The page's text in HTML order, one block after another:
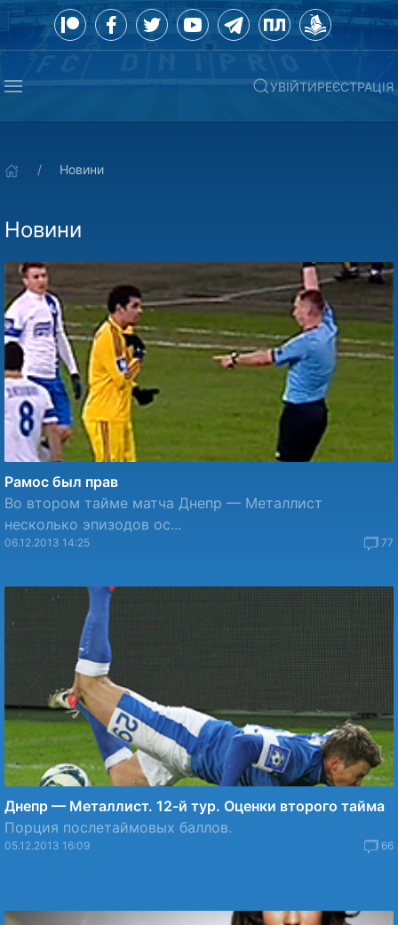
УВІЙТИРЕЄСТРАЦІЯ
Новини
Новини
Рамос был прав
Во втором тайме матча Днепр — Металлист
несколько эпизодов ос...
06.12.2013 14:25 77
Днепр — Металлист. 12-й тур. Оценки второго тайма
Порция послетаймовых баллов.
05.12.2013 16:09 66